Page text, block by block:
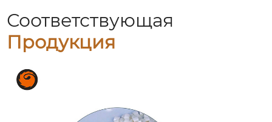
Соответствующая
Продукция